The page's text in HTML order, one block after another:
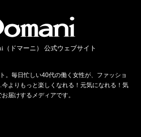
（ドマーニ） 公式ウェブサイト
。毎日忙しい40代の働く女性が、ファッショ
よりもっと楽しくなれる！元気になれる！気
届けするメディアです。